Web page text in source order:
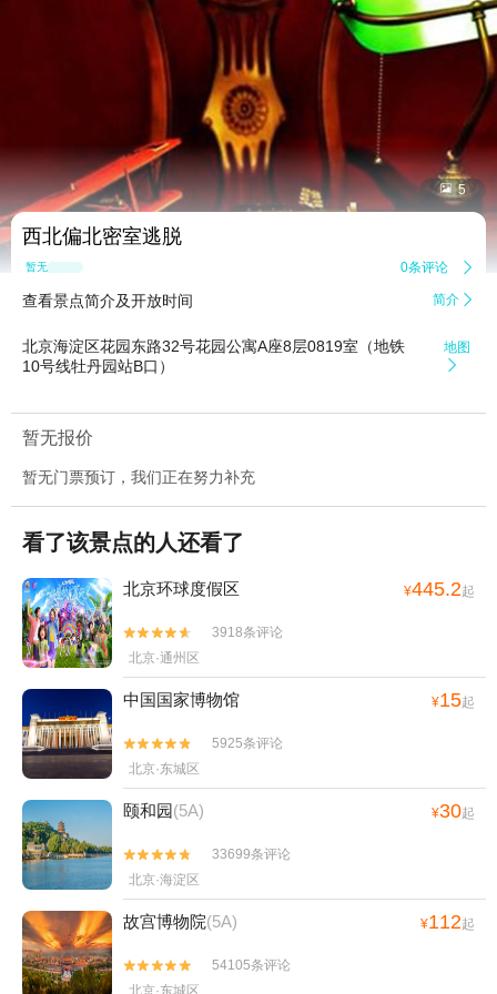
 5
西北偏北密室逃脱
暂无点评 0条评论 
查看景点简介及开放时间 简介 
北京海淀区花园东路32号花园公寓A座8层0819室（地铁
10号线牡丹园站B口）
地图

暂无报价
暂无门票预订，我们正在努力补充
看了该景点的人还看了
北京环球度假区 ¥445.2起


3918条评论
北京·通州区
中国国家博物馆 ¥15起


5925条评论
北京·东城区
颐和园(5A) ¥30起


33699条评论
北京·海淀区
故宫博物院(5A) ¥112起


54105条评论